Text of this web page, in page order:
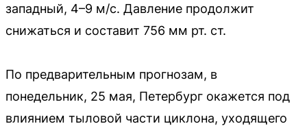
западный, 4–9 м/с. Давление продолжит
снижаться и составит 756 мм рт. ст.
По предварительным прогнозам, в
понедельник, 25 мая, Петербург окажется под
влиянием тыловой части циклона, уходящего